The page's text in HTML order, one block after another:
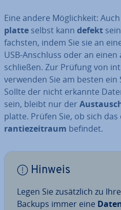
Eine andere Mög­lich­keit:
plat­te selbst kann defekt
fachs­ten, indem Sie sie an
USB-Anschluss oder an
schlie­ßen. Zur Prüfung von
verwenden Sie am besten ein
Sollte der nicht erkannte
sein, bleibt nur der
plat­te. Prüfen Sie, ob sich
ran­tie­zeit­raum befindet.
Hinweis
Legen Sie zu­sätz­lich zu
Backups immer eine